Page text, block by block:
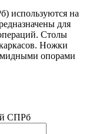
используются на
для
Столы
Ножки
опорами
СПРб